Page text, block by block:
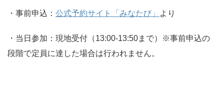
・事前申込： 公式予約サイト「みなたび」 より
・当日参加：現地受付（13:00-13:50まで）※事前申込の
段階で定員に達した場合は行われません。